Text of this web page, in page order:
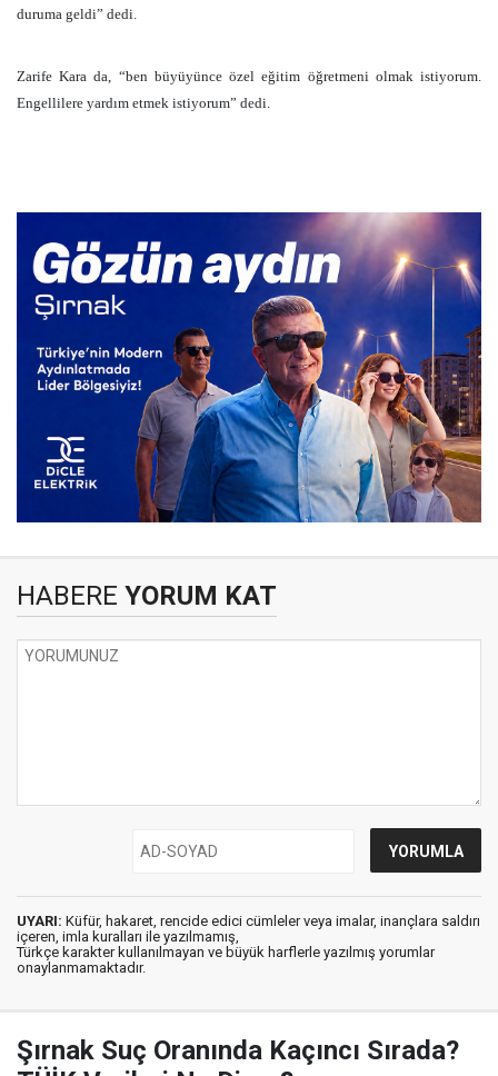
duruma geldi” dedi.
Zarife Kara da, “ben büyüyünce özel eğitim öğretmeni olmak istiyorum.
Engellilere yardım etmek istiyorum” dedi.
HABERE YORUM KAT
UYARI: Küfür, hakaret, rencide edici cümleler veya imalar, inançlara saldırı
içeren, imla kuralları ile yazılmamış,
Türkçe karakter kullanılmayan ve büyük harflerle yazılmış yorumlar
onaylanmamaktadır.
Şırnak Suç Oranında Kaçıncı Sırada?